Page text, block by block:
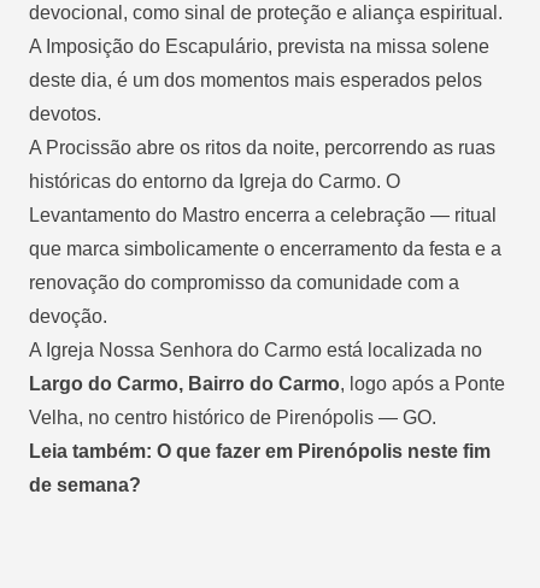
devocional, como sinal de proteção e aliança espiritual.
A Imposição do Escapulário, prevista na missa solene
deste dia, é um dos momentos mais esperados pelos
devotos.
A Procissão abre os ritos da noite, percorrendo as ruas
históricas do entorno da Igreja do Carmo. O
Levantamento do Mastro encerra a celebração — ritual
que marca simbolicamente o encerramento da festa e a
renovação do compromisso da comunidade com a
devoção.
A Igreja Nossa Senhora do Carmo está localizada no
Largo do Carmo, Bairro do Carmo, logo após a Ponte
Velha, no centro histórico de Pirenópolis — GO.
Leia também: O que fazer em Pirenópolis neste fim
de semana?